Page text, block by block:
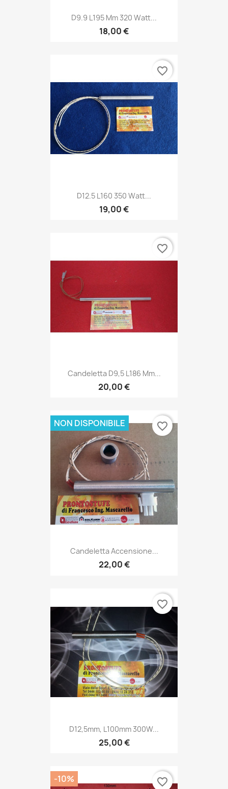
D9.9 L195 Mm 320 Watt...
18,00 €
D12.5 L160 350 Watt...
19,00 €
favorite_border
Candeletta D9,5 L186 Mm...
20,00 €
favorite_border
Candeletta Accensione...
22,00 €
NON DISPONIBILE favorite_border
D12,5mm, L100mm 300W...
25,00 €
favorite_border
-10% favorite_border